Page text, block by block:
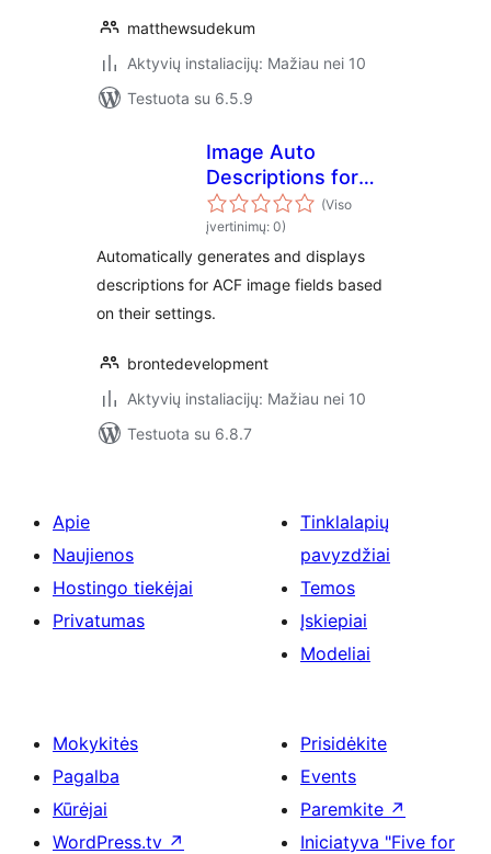
matthewsudekum
Aktyvių instaliacijų: Mažiau nei 10
Testuota su 6.5.9
Image Auto
Descriptions for
ACF
(Viso
įvertinimų: 0)
Automatically generates and displays
descriptions for ACF image fields based
on their settings.
brontedevelopment
Aktyvių instaliacijų: Mažiau nei 10
Testuota su 6.8.7
Apie
Naujienos
Hostingo tiekėjai
Privatumas
Tinklalapių
pavyzdžiai
Temos
Įskiepiai
Modeliai
Mokykitės
Pagalba
Kūrėjai
WordPress.tv ↗
Prisidėkite
Events
Paremkite ↗
Iniciatyva "Five for